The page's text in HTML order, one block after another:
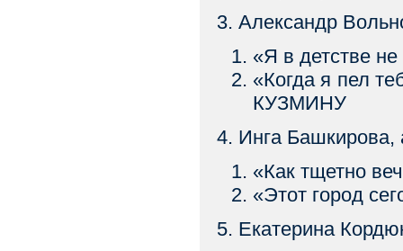
3. Александр
«Я в детстве
«Когда я пел
КУЗМИНУ
4. Инга Башкирова,
«Как тщетно
«Этот город
5. Екатерина